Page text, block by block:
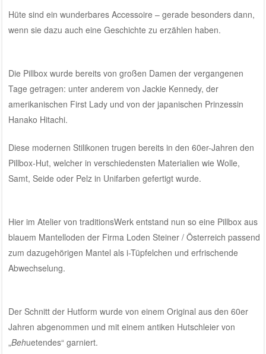
Hüte sind ein wunderbares Accessoire – gerade besonders dann,
wenn sie dazu auch eine Geschichte zu erzählen haben.
Die Pillbox wurde bereits von großen Damen der vergangenen
Tage getragen: unter anderem von Jackie Kennedy, der
amerikanischen First Lady und von der japanischen Prinzessin
Hanako Hitachi.
Diese modernen Stilikonen trugen bereits in den 60er-Jahren den
Pillbox-Hut, welcher in verschiedensten Materialien wie Wolle,
Samt, Seide oder Pelz in Unifarben gefertigt wurde.
Hier im Atelier von traditionsWerk entstand nun so eine Pillbox aus
blauem Mantelloden der Firma Loden Steiner / Österreich passend
zum dazugehörigen Mantel als i-Tüpfelchen und erfrischende
Abwechselung.
Der Schnitt der Hutform wurde von einem Original aus den 60er
Jahren abgenommen und mit einem antiken Hutschleier von
„Behuetendes“ garniert.